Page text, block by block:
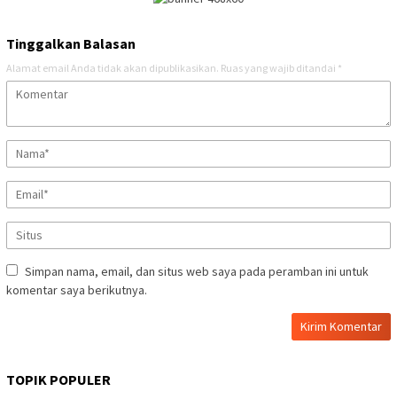
Tinggalkan Balasan
Alamat email Anda tidak akan dipublikasikan. Ruas yang wajib ditandai *
Simpan nama, email, dan situs web saya pada peramban ini untuk
komentar saya berikutnya.
TOPIK POPULER